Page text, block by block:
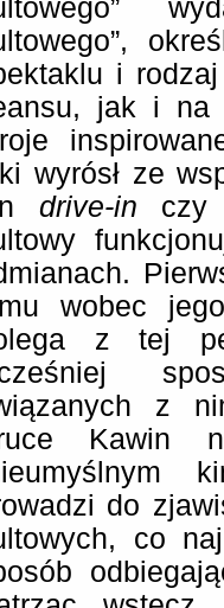
i
jak i na
wyrósł ze
drive-in
wobec
z tej
z
Kawin
do
co